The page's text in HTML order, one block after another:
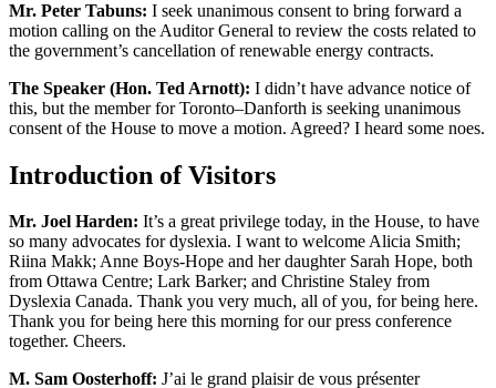
Mr. Peter Tabuns: I seek unanimous consent to bring forward a
motion calling on the Auditor General to review the costs related to
the government’s cancellation of renewable energy contracts.
The Speaker (Hon. Ted Arnott): I didn’t have advance notice of
this, but the member for Toronto–Danforth is seeking unanimous
consent of the House to move a motion. Agreed? I heard some noes.
Introduction of Visitors
Mr. Joel Harden: It’s a great privilege today, in the House, to have
so many advocates for dyslexia. I want to welcome Alicia Smith;
Riina Makk; Anne Boys-Hope and her daughter Sarah Hope, both
from Ottawa Centre; Lark Barker; and Christine Staley from
Dyslexia Canada. Thank you very much, all of you, for being here.
Thank you for being here this morning for our press conference
together. Cheers.
M. Sam Oosterhoff: J’ai le grand plaisir de vous présenter